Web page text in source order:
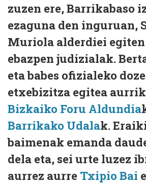
zuzen ere, Barrikabaso
ezaguna den inguruan,
Muriola alderdiei
ebazpen judizialak.
eta babes ofizialeko
etxebizitza egitea
Bizkaiko Foru Aldundia
Barrikako Udalak.
baimenak emanda
dela eta, sei urte luzez
aurrez aurre Txipio Bai